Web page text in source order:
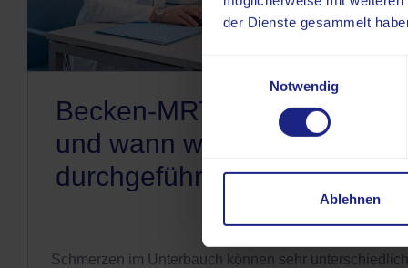
der Dienste gesammelt
Notwendig
Ablehnen
Becken-MRT: Was zeigt sie
und wann wird sie
durchgeführt?
Schmerzen im Unterbauch können sehr